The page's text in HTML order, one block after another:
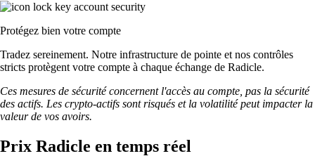
Protégez bien votre compte
Tradez sereinement. Notre infrastructure de pointe et nos contrôles
stricts protègent votre compte à chaque échange de Radicle.
Ces mesures de sécurité concernent l'accès au compte, pas la sécurité
des actifs. Les crypto-actifs sont risqués et la volatilité peut impacter la
valeur de vos avoirs.
Prix Radicle en temps réel